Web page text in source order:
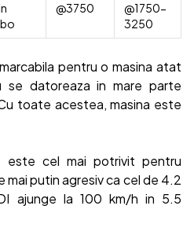
@3750
@1750-
3250
pentru o masina atat
se datoreaza in mare parte
toate acestea, masina este
este cel mai potrivit pentru
mai putin agresiv ca cel de 4.2
ajunge la 100 km/h in 5.5